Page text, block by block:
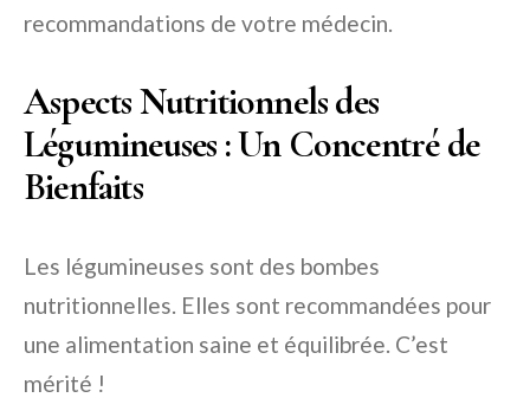
recommandations de votre médecin.
Aspects Nutritionnels des
Légumineuses : Un Concentré de
Bienfaits
Les légumineuses sont des bombes
nutritionnelles. Elles sont recommandées pour
une alimentation saine et équilibrée. C’est
mérité !